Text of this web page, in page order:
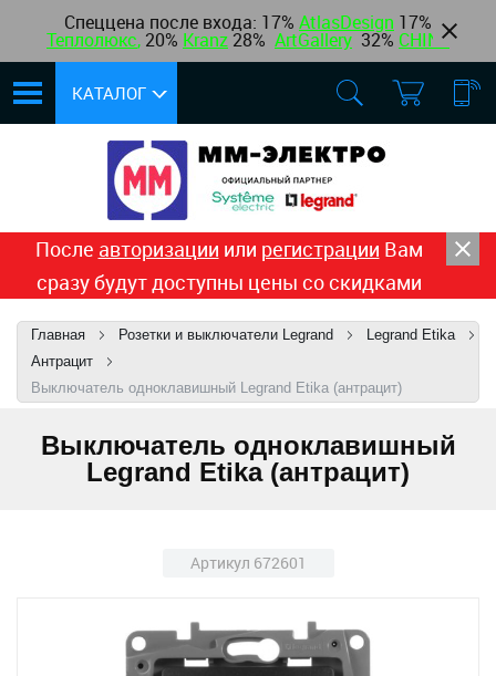
Спеццена после входа: 17% AtlasDesign 17%
Теплолюкс, 20% Kranz 28% ArtGallery 32% CHINT
КАТАЛОГ
После авторизации или регистрации Вам
сразу будут доступны цены со скидками
Главная Розетки и выключатели Legrand
Legrand Etika
Антрацит
Выключатель одноклавишный Legrand Etika (антрацит)
Выключатель одноклавишный
Legrand Etika (антрацит)
Артикул 672601